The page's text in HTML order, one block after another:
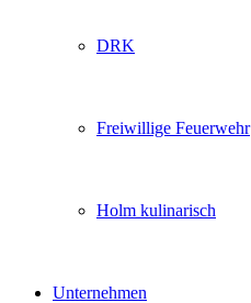
DRK
Freiwillige Feuerwehr
Holm kulinarisch
Unternehmen